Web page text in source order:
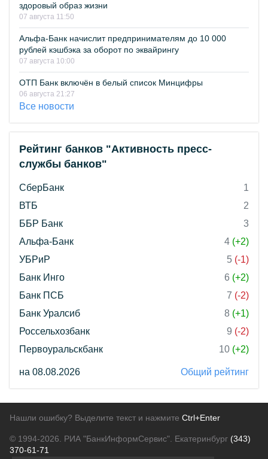
здоровый образ жизни
07 августа 11:50
Альфа-Банк начислит предпринимателям до 10 000
рублей кэшбэка за оборот по эквайрингу
07 августа 10:00
ОТП Банк включён в белый список Минцифры
06 августа 21:27
Все новости
Рейтинг банков "Активность пресс-
службы банков"
СберБанк
1
ВТБ
2
ББР Банк
3
Альфа-Банк
4 (+2)
УБРиР
5 (-1)
Банк Инго
6 (+2)
Банк ПСБ
7 (-2)
Банк Уралсиб
8 (+1)
Россельхозбанк
9 (-2)
Первоуральскбанк
10 (+2)
на 08.08.2026 Общий рейтинг
Нашли ошибку? Выделите текст и нажмите Ctrl+Enter
© 1994-2026. РИА "БанкИнформСервис". Екатеринбург (343)
370-61-71